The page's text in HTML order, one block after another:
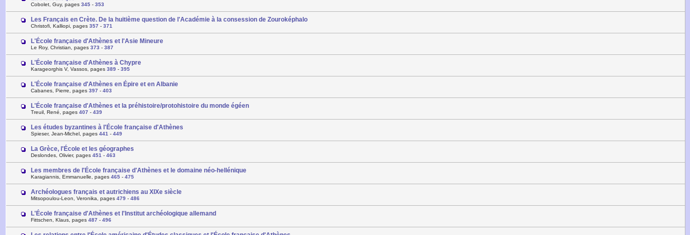
Cobolet, Guy, pages 345 - 353
Les Français en Crète. De la huitième question de l'Académie à la consession de Zouroképhalo
Christofi, Kalliopi, pages 357 - 371
L'École française d'Athènes et l'Asie Mineure
Le Roy, Christian, pages 373 - 387
L'École française d'Athènes à Chypre
Karageorghis V, Vassos, pages 389 - 395
L'École française d'Athènes en Épire et en Albanie
Cabanes, Pierre, pages 397 - 403
L'École française d'Athènes et la préhistoire/protohistoire du monde égéen
Treuil, René, pages 407 - 439
Les études byzantines à l'École française d'Athènes
Spieser, Jean-Michel, pages 441 - 449
La Grèce, l'École et les géographes
Deslondes, Olivier, pages 451 - 463
Les membres de l'École française d'Athènes et le domaine néo-hellénique
Karagiannis, Emmanuelle, pages 465 - 475
Archéologues français et autrichiens au XIXe siècle
Mitsopoulou-Leon, Veronika, pages 479 - 486
L'École française d'Athènes et l'Institut archéologique allemand
Fittschen, Klaus, pages 487 - 496